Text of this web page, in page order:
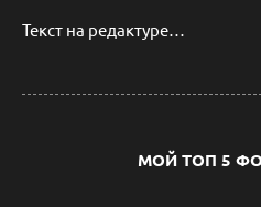
Текст на редактуре…
МОЙ ТОП 5